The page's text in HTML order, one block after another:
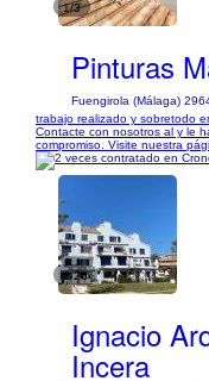
1/3
Pinturas
Fuengirola (Málaga)
trabajo realizado y sobretodo
Contacte con nosotros al y le
compromiso. Visite nuestra
1/26
Ignacio
Incera